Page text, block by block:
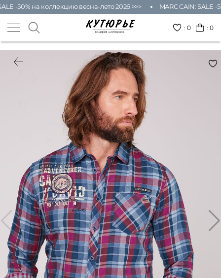
-50% на коллекцию весна-лето 2026 >>> MARC CAIN: SALE
:0 : 0